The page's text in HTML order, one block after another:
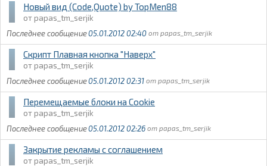
Новый вид (Code,Quote) by TopMen88
papas_tm_serjik
05.01.2012 02:40
papas_tm_serjik
Скрипт Плавная кнопка "Наверх"
papas_tm_serjik
05.01.2012 02:31
papas_tm_serjik
Перемещаемые блоки на Cookie
papas_tm_serjik
05.01.2012 02:26
papas_tm_serjik
Закрытие рекламы с соглашением
papas_tm_serjik